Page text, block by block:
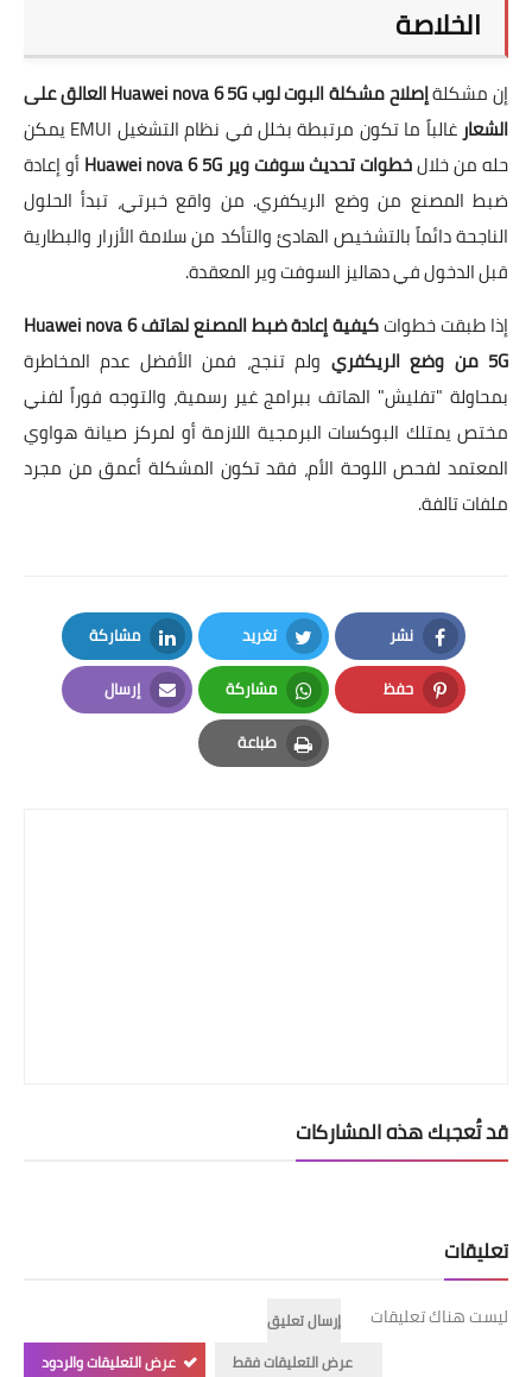
الخلاصة
إن مشكلة
إصلاح مشكلة البوت لوب Huawei nova 6 5G العالق على
الشعار
غالباً ما تكون مرتبطة بخلل في نظام التشغيل EMUI يمكن
حله من خلالخطوات تحديث سوفت وير Huawei nova 6 5G
أو إعادة
ضبط المصنع من وضع الريكفري. من واقع خبرتي، تبدأ الحلول
الناجحة دائماً بالتشخيص الهادئ والتأكد من سلامة الأزرار والبطارية
قبل الدخول في دهاليز السوفت وير المعقدة.
إذا طبقت خطوات
كيفية إعادة ضبط المصنع لهاتف Huawei nova 6
5G من وضع الريكفري
ولم تنجح، فمن الأفضل عدم المخاطرة
بمحاولة "تفليش" الهاتف ببرامج غير رسمية، والتوجه فوراً لفني
مختص يمتلك البوكسات البرمجية اللازمة أو لمركز صيانة هواوي
المعتمد لفحص اللوحة الأم، فقد تكون المشكلة أعمق من مجرد
ملفات تالفة.
نشر
Facebook
تغريد
Twitter
مشاركة
LinkedIn
حفظ
Pinterest
مشاركة
Whatsapp
إرسال
Email
طباعة
Print
قد تُعجبك هذه المشاركات
تعليقات
ليست هناك تعليقات
إرسال تعليق
عرض التعليقات فقط
عرض التعليقات والردود